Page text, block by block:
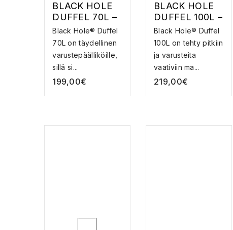
BLACK HOLE
DUFFEL 70L –
VARUSTELAUK
KU
Black Hole® Duffel
70L on täydellinen
varustepäälliköille,
sillä si...
199,00€
BLACK HOLE
DUFFEL 100L –
VARUSTELAUK
KU
Black Hole® Duffel
100L on tehty pitkiin
ja varusteita
vaativiin ma...
219,00€